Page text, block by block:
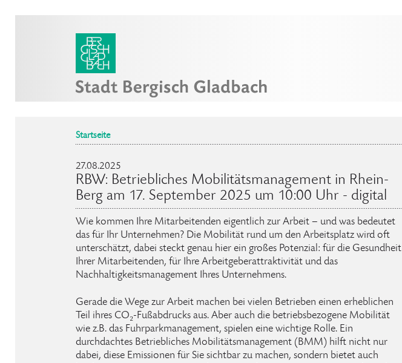
Startseite
27.08.2025
RBW: Betriebliches Mobilitätsmanagement in Rhein-
Berg am 17. September 2025 um 10:00 Uhr - digital
Wie kommen Ihre Mitarbeitenden eigentlich zur Arbeit – und was bedeutet
das für Ihr Unternehmen? Die Mobilität rund um den Arbeitsplatz wird oft
unterschätzt, dabei steckt genau hier ein großes Potenzial: für die Gesundheit
Ihrer Mitarbeitenden, für Ihre Arbeitgeberattraktivität und das
Nachhaltigkeitsmanagement Ihres Unternehmens.
Gerade die Wege zur Arbeit machen bei vielen Betrieben einen erheblichen
Teil ihres CO₂-Fußabdrucks aus. Aber auch die betriebsbezogene Mobilität
wie z.B. das Fuhrparkmanagement, spielen eine wichtige Rolle. Ein
durchdachtes Betriebliches Mobilitätsmanagement (BMM) hilft nicht nur
dabei, diese Emissionen für Sie sichtbar zu machen, sondern bietet auch